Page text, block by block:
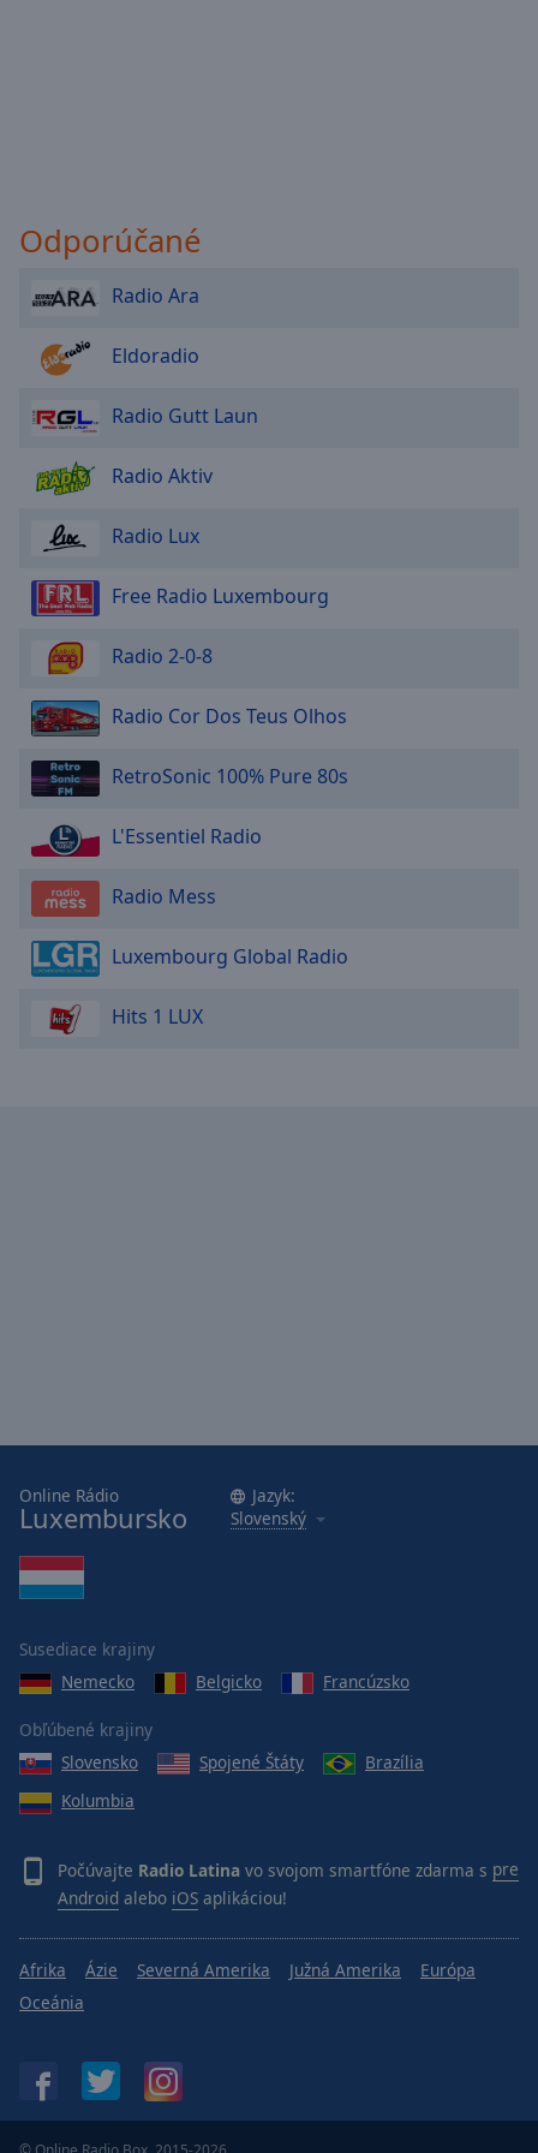
Odporúčané
Radio Ara
Eldoradio
Radio Gutt Laun
Radio Aktiv
Radio Lux
Free Radio Luxembourg
Radio 2-0-8
Radio Cor Dos Teus Olhos
RetroSonic 100% Pure 80s
L'Essentiel Radio
Radio Mess
Luxembourg Global Radio
Hits 1 LUX
Online Rádio
Luxembursko
Jazyk:
Slovenský
Susediace krajiny
Nemecko
Belgicko Francúzsko
Obľúbené krajiny
Slovensko
Spojené Štáty
Brazília
Kolumbia
Počúvajte Radio Latina vo svojom smartfóne zdarma s pre
Android alebo iOS aplikáciou!
Afrika Ázie Severná Amerika Južná Amerika
Európa
Oceánia